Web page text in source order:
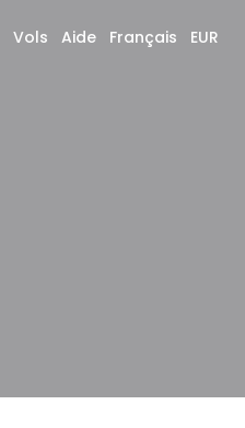
Vols Aide Français EUR